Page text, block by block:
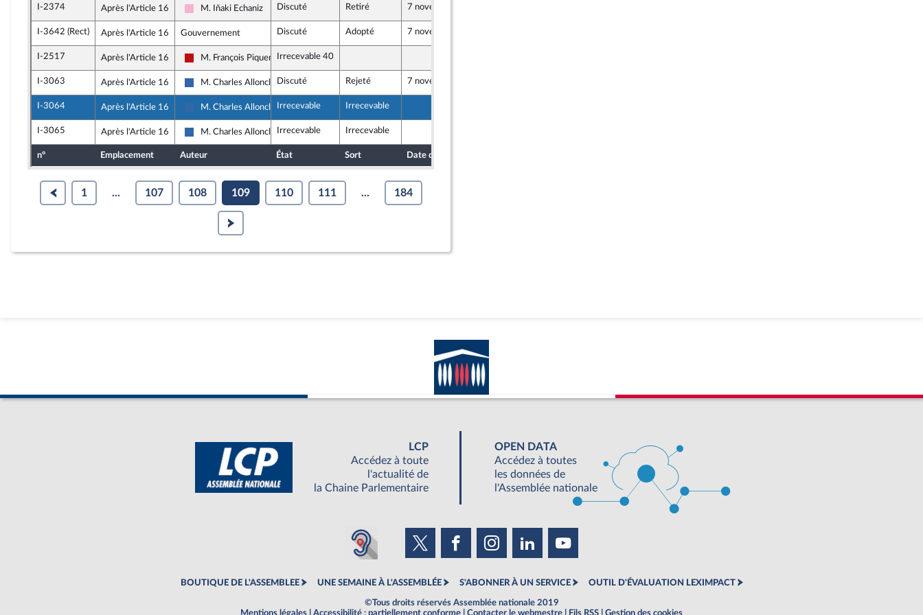
I-2374 Après l'Article 16
Socialistes et apparentés
M. Iñaki Echaniz Discuté Retiré 7 novembre 2024
I-3642 (Rect) Après l'Article 16 Gouvernement Discuté Adopté 7 novembre 2024
I-2517 Après l'Article 16
La France insoumise - Nouveau Front Populaire
M. François PiquemalIrrecevable 40
I-3063 Après l'Article 16
UDR
M. Charles Alloncle Discuté Rejeté 7 novembre 2024
I-3064 Après l'Article 16
UDR
M. Charles Alloncle Irrecevable Irrecevable
I-3065 Après l'Article 16
UDR
M. Charles Alloncle Irrecevable Irrecevable
n° Emplacement Auteur État Sort Date d'examen
1 ... 107 108 109 110 111 ... 184
LCP
Accédez à toute
l'actualité de
la Chaine Parlementaire
OPEN DATA
Accédez à toutes
les données de
l'Assemblée nationale
BOUTIQUE DE L'ASSEMBLEE UNE SEMAINE À L'ASSEMBLÉE S'ABONNER À UN SERVICE OUTIL D'ÉVALUATION LEXIMPACT
©Tous droits réservés Assemblée nationale 2019
Mentions légales
Accessibilité : partiellement conforme Contacter le webmestre Fils RSS Gestion des cookies